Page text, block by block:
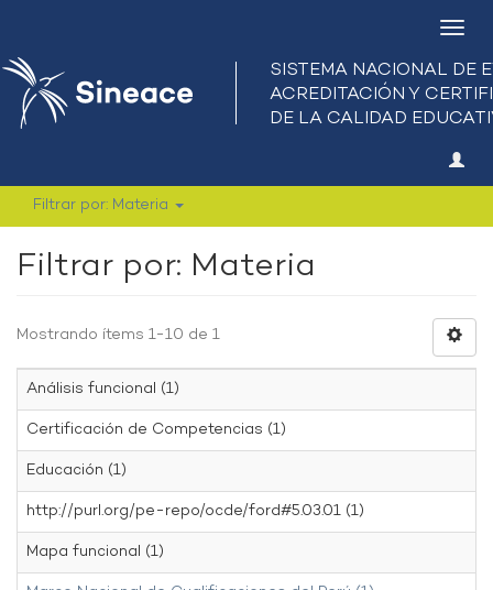
Filtrar por: Materia
Filtrar por: Materia
Mostrando ítems 1-10 de 1
Análisis funcional (1)
Certificación de Competencias (1)
Educación (1)
http://purl.org/pe-repo/ocde/ford#5.03.01 (1)
Mapa funcional (1)